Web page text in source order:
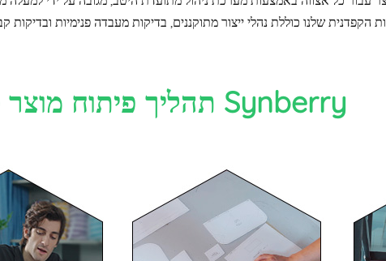
שלנו כוללת נהלי ייצור מתוקננים, בדיקות מעבדה פנימיות
תהליך פיתוח מוצר סטנדרטי של Synberry